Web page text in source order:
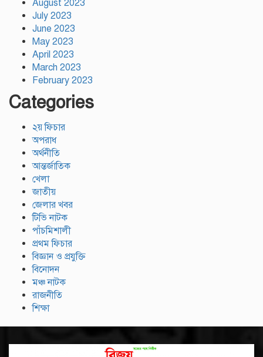
August 2023
July 2023
June 2023
May 2023
April 2023
March 2023
February 2023
Categories
২য় ফিচার
অপরাধ
অর্থনীতি
আন্তর্জাতিক
খেলা
জাতীয়
জেলার খবর
টিভি নাটক
পাঁচমিশালী
প্রথম ফিচার
বিজ্ঞান ও প্রযুক্তি
বিনোদন
মঞ্চ নাটক
রাজনীতি
শিক্ষা